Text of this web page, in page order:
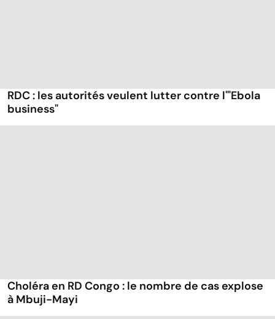
RDC : les autorités veulent lutter contre l'"Ebola
business"
Choléra en RD Congo : le nombre de cas explose
à Mbuji-Mayi